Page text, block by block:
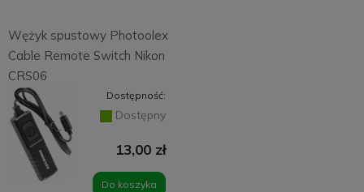
Wężyk spustowy Photoolex
Cable Remote Switch Nikon
CRS06
Dostępność:
Dostępny
13,00 zł
Do koszyka